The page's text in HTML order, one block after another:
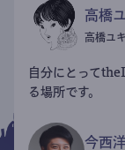
高橋
高橋ユ
自分にとって
る場所です。
今西